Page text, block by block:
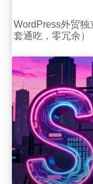
WordPress外贸独
套通吃，零冗余）